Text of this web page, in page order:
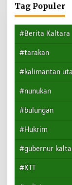
Tag Populer
#Berita Kaltara
#tarakan
#kalimantan
#nunukan
#bulungan
#Hukrim
#gubernur
#KTT